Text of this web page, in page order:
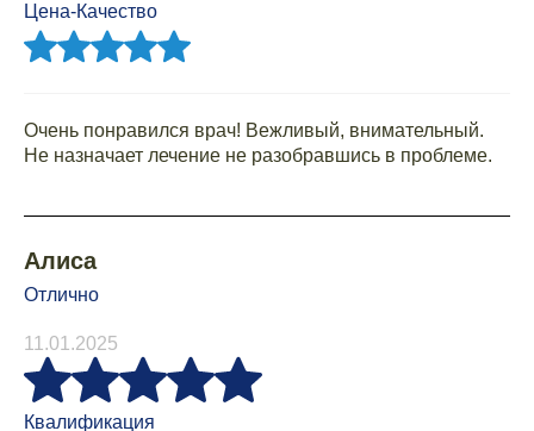
Цена-Качество
Очень понравился врач! Вежливый, внимательный.
Не назначает лечение не разобравшись в проблеме.
Алиса
Отлично
11.01.2025
Квалификация